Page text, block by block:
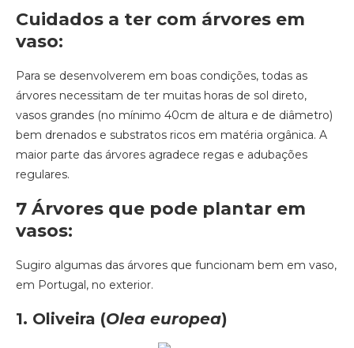
Cuidados a ter com árvores em
vaso:
Para se desenvolverem em boas condições, todas as
árvores necessitam de ter muitas horas de sol direto,
vasos grandes (no mínimo 40cm de altura e de diâmetro)
bem drenados e substratos ricos em matéria orgânica. A
maior parte das árvores agradece regas e adubações
regulares.
7 Árvores que pode plantar em
vasos:
Sugiro algumas das árvores que funcionam bem em vaso,
em Portugal, no exterior.
1. Oliveira (Olea europea)